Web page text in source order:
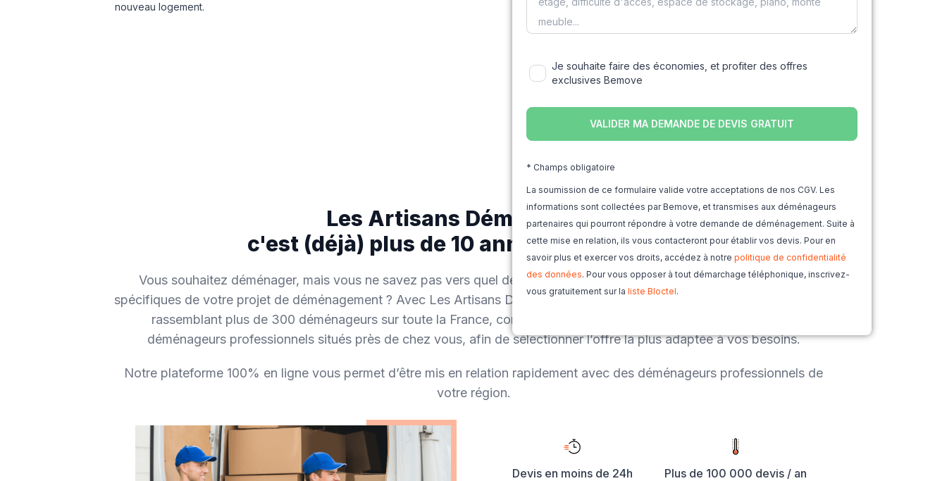
Je souhaite faire des économies, et profiter des offres
exclusives Bemove
* Champs obligatoire
La soumission de ce formulaire valide votre acceptations de nos CGV. Les
informations sont collectées par Bemove, et transmises aux déménageurs
partenaires qui pourront répondre à votre demande de déménagement. Suite à
cette mise en relation, ils vous contacteront pour établir vos devis. Pour en
savoir plus et exercer vos droits, accédez à notre politique de confidentialité
des données. Pour vous opposer à tout démarchage téléphonique, inscrivez-
vous gratuitement sur la liste Bloctel.
nouveau logement.
Les Artisans Déménageurs,
c'est (déjà) plus de 10 années d'expérience
Vous souhaitez déménager, mais vous ne savez pas vers quel déménageur vous tourner par rapport aux conditions
spécifiques de votre projet de déménagement ? Avec Les Artisans Déménageurs, enseigne de professionnels indépendants
rassemblant plus de 300 déménageurs sur toute la France, comparez et recevez rapidement plusieurs devis de
déménageurs professionnels situés près de chez vous, afin de sélectionner l’offre la plus adaptée à vos besoins.
Notre plateforme 100% en ligne vous permet d’être mis en relation rapidement avec des déménageurs professionnels de
votre région.
Devis en moins de 24h Plus de 100 000 devis / an